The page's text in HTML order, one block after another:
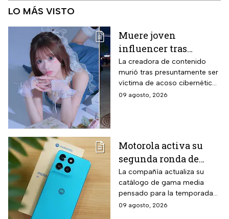
LO MÁS VISTO
Muere joven
influencer tras
polémica por
ENHYPEN; investigan
cibercasoso
La creadora de contenido
murió tras presuntamente ser
víctima de acoso cibernético
tras un malentendido en un
09 agosto, 2026
Motorola activa su
segunda ronda de
descuentos para el
regreso a clases: el
Moto G67 baja $2,000
pesos y la promoción
La compañía actualiza su
catálogo de gama media
pensado para la temporada
escolar con un equipo de
09 agosto, 2026